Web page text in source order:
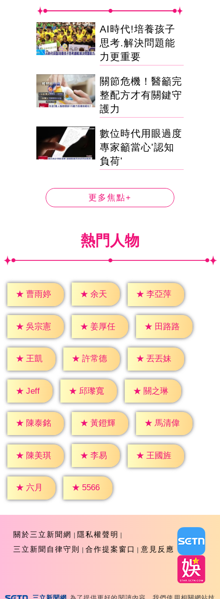
AI時代!培養孩子
思考.解決問題能
力更重要
關節危機！醫籲完
整配方才有關鍵守
護力
數位時代用眼過度
專家籲當心'認知
負荷'
更多焦點+
熱門人物
★ 曹雨婷 ★ 余天 ★ 李亞萍
★ 吳宗憲 ★ 姜厚任 ★ 田路路
★ 王凱 ★ 許常德 ★ 丟丟妹
★ Jeff ★ 邱瓈寬 ★ 關之琳
★ 陳泰銘 ★ 黃鐙輝 ★ 馬清偉
★ 陳美琪 ★ 李易 ★ 王國旌
★ 六月 ★ 5566
關於三立新聞網
隱私權聲明
三立新聞自律守則
合作提案窗口 意見反應
三立新聞網 為了提供更好的閱讀內容，我們使用相關網站技